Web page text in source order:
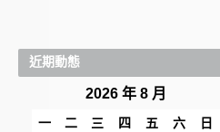
近期動態
2026 年 8 月
一 二 三 四 五 六 日